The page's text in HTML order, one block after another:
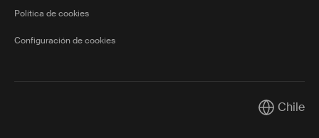
Política de cookies
Configuración de cookies
Current
Chile